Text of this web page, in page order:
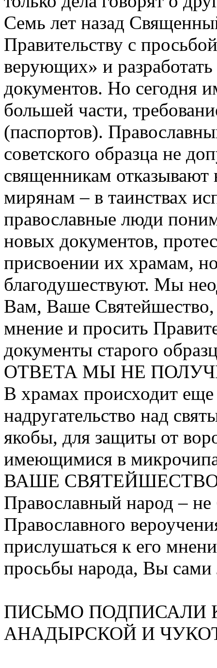
Семь лет назад
Правительству с
верующих» и
документов. Но сегодня
большей части,
(паспортов).
советского образца не
священникам
мирянам – в таинствах
православные люди
новых документов,
присвоении их храмам,
благодушествуют. Мы
Вам, Ваше
мнение и просить
документы старого
ОТВЕТА МЫ НЕ
В храмах происходит еще
надругательство над
якобы, для защиты от
имеющимися в
ВАШЕ
Православный народ – не
Православного
прислушаться к его
просьбы народа, Вы сами
ПИСЬМО ПОДПИСАЛИ
АНАДЫРСКОЙ И